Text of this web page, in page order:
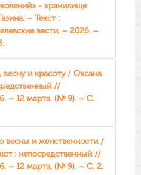
- хранилище
– Текст :
вести. – 2026. –
и красоту / Оксана
//
– 12 марта. (№ 9). – С.
весны и женственности /
: непосредственный //
– 12 марта. (№ 9). – С. 2.